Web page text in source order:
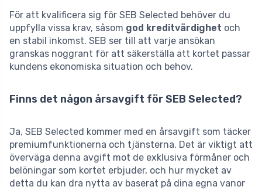
För att kvalificera sig för SEB Selected behöver du
uppfylla vissa krav, såsom god kreditvärdighet och
en stabil inkomst. SEB ser till att varje ansökan
granskas noggrant för att säkerställa att kortet passar
kundens ekonomiska situation och behov.
Finns det någon årsavgift för SEB Selected?
Ja, SEB Selected kommer med en årsavgift som täcker
premiumfunktionerna och tjänsterna. Det är viktigt att
överväga denna avgift mot de exklusiva förmåner och
belöningar som kortet erbjuder, och hur mycket av
detta du kan dra nytta av baserat på dina egna vanor